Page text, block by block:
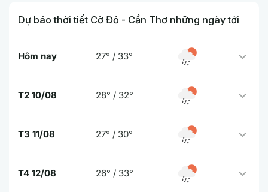
Dự báo thời tiết Cờ Đỏ - Cần Thơ những ngày tới
Hôm nay 27° / 33°
T2 10/08 28° / 32°
T3 11/08 27° / 30°
T4 12/08 26° / 33°